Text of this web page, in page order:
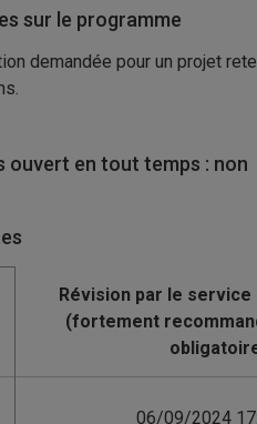
sur le programme
demandée pour un projet
ouvert en tout temps : non
06/09/2024